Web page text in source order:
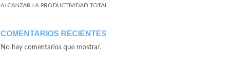
ALCANZAR LA PRODUCTIVIDAD TOTAL
COMENTARIOS RECIENTES
No hay comentarios que mostrar.